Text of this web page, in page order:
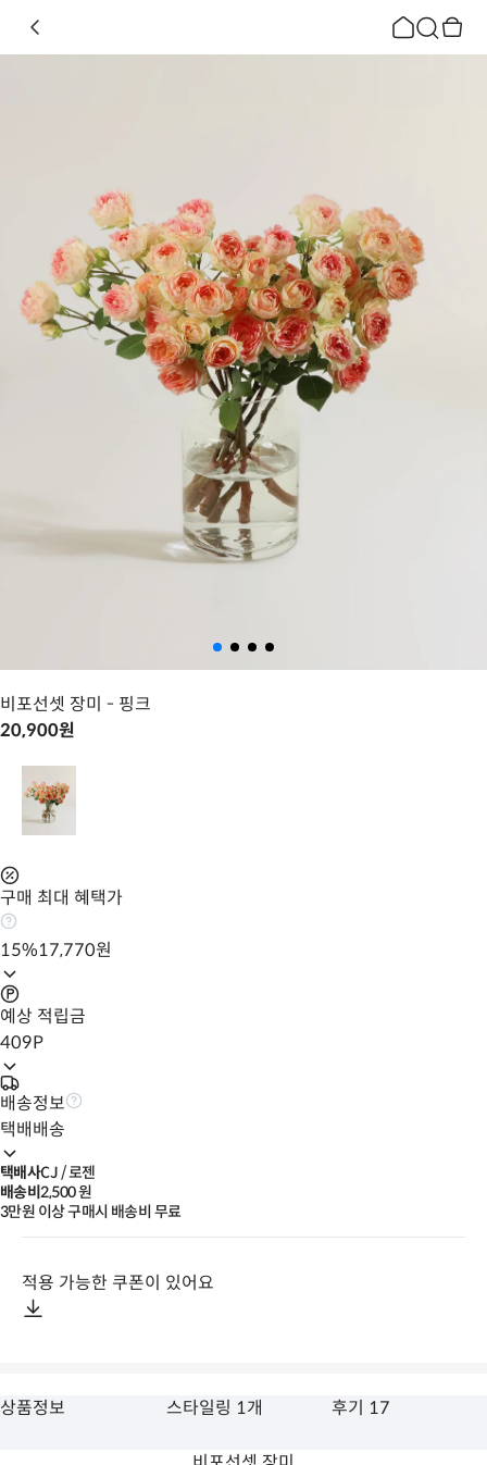
비포선셋 장미 - 핑크
20,900원
구매 최대 혜택가
15%17,770원
예상 적립금
409P
배송정보
택배배송
택배사CJ / 로젠
배송비2,500 원
3만원 이상 구매시 배송비 무료
적용 가능한 쿠폰이 있어요
상품정보 스타일링 1개 후기 17